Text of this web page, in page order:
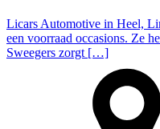
Licars Automotive in Heel,
een voorraad occasions. Ze
Sweegers zorgt […]